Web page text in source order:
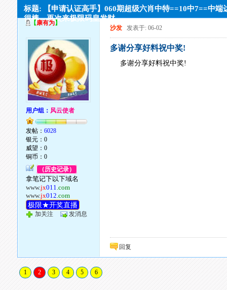
标题: 【申请认证高手】060期超级六肖中特==10中7==中端
很棒。再次来极限码皇发财
【康有为】
用户组： 风云使者
发帖：6028
银元：0
威望：0
铜币：0
（历史记录）
拿笔记下以下域名
www.jx011.com
www.jx012.com
极限★开奖直播
加关注 发消息
沙发 发表于: 06-02
多谢分享好料祝中奖!
多谢分享好料祝中奖!
回复
1 2 3 4 5 6